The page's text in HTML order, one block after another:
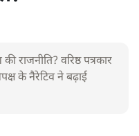
राजनीति? वरिष्ठ पत्रकार
के नैरेटिव ने बढ़ाई